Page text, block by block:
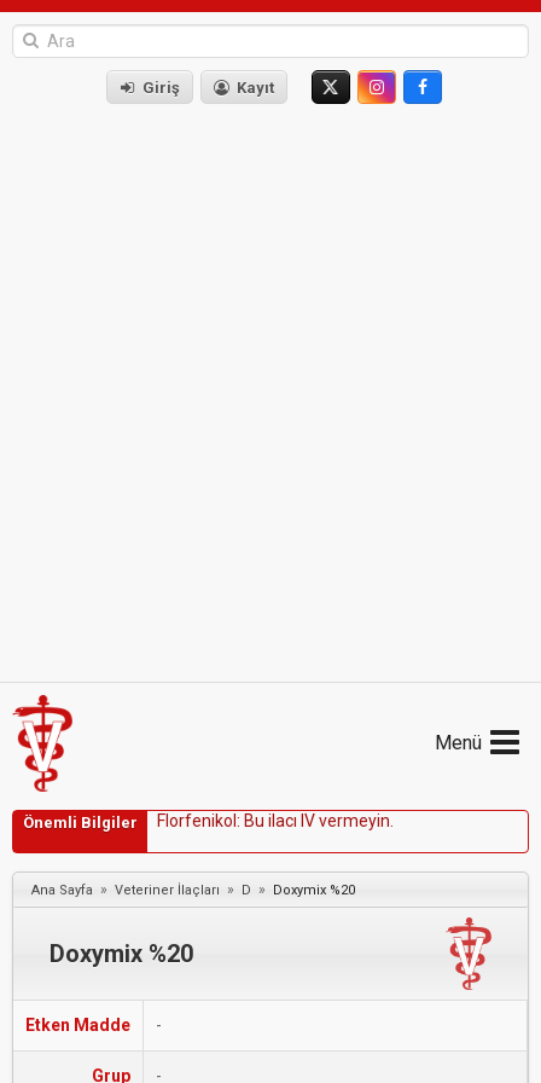
Giriş Kayıt
Menü
Önemli Bilgiler Forfeniko : Bu i acı Vvermeyin
Ana Sayfa » Veteriner İlaçları » D » Doxymix %20
Doxymix %20
Etken Madde -
Grup -